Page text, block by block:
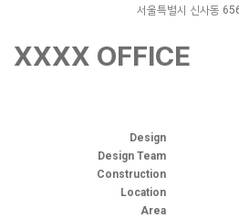
서울특별시 신사동
XXXX OFFICE
Design
Design Team
Construction
Location
Area